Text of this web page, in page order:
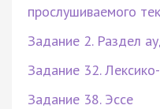
прослушиваемого
Задание 2. Раздел
Задание 32.
Задание 38. Эссе